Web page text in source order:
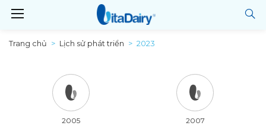
Trang chủ Lịch sử phát triển 2023
2005 2007